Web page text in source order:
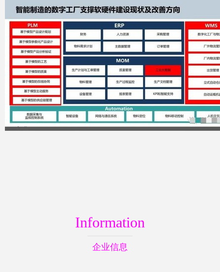
Information
企业信息